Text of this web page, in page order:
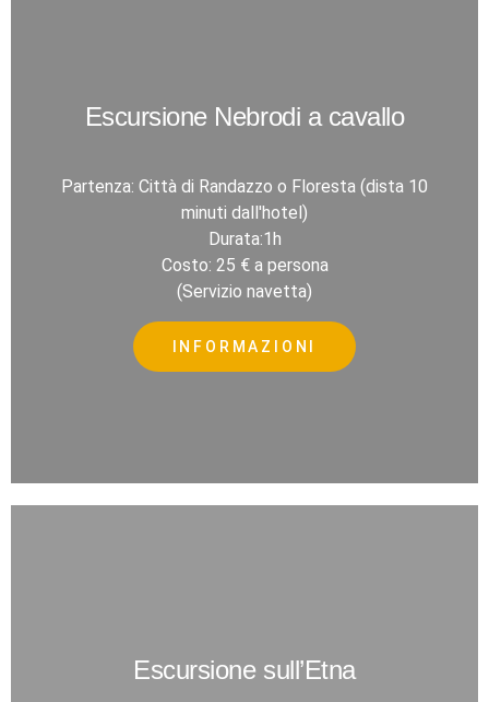
Escursione Nebrodi a cavallo
Partenza: Città di Randazzo o Floresta (dista 10
minuti dall'hotel)
Durata:1h
Costo: 25 € a persona
(Servizio navetta)
INFORMAZIONI
Escursione sull’Etna